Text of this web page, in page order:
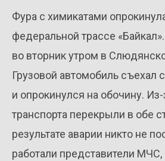
Фура с химикатами
федеральной трассе
во вторник утром в
Грузовой автомобиль съехал
и опрокинулся на обочину.
транспорта перекрыли в обе
результате аварии никто не
работали представители